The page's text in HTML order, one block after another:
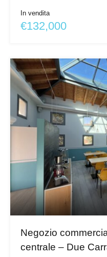
In vendita
€132,000
Negozio
centrale – Due